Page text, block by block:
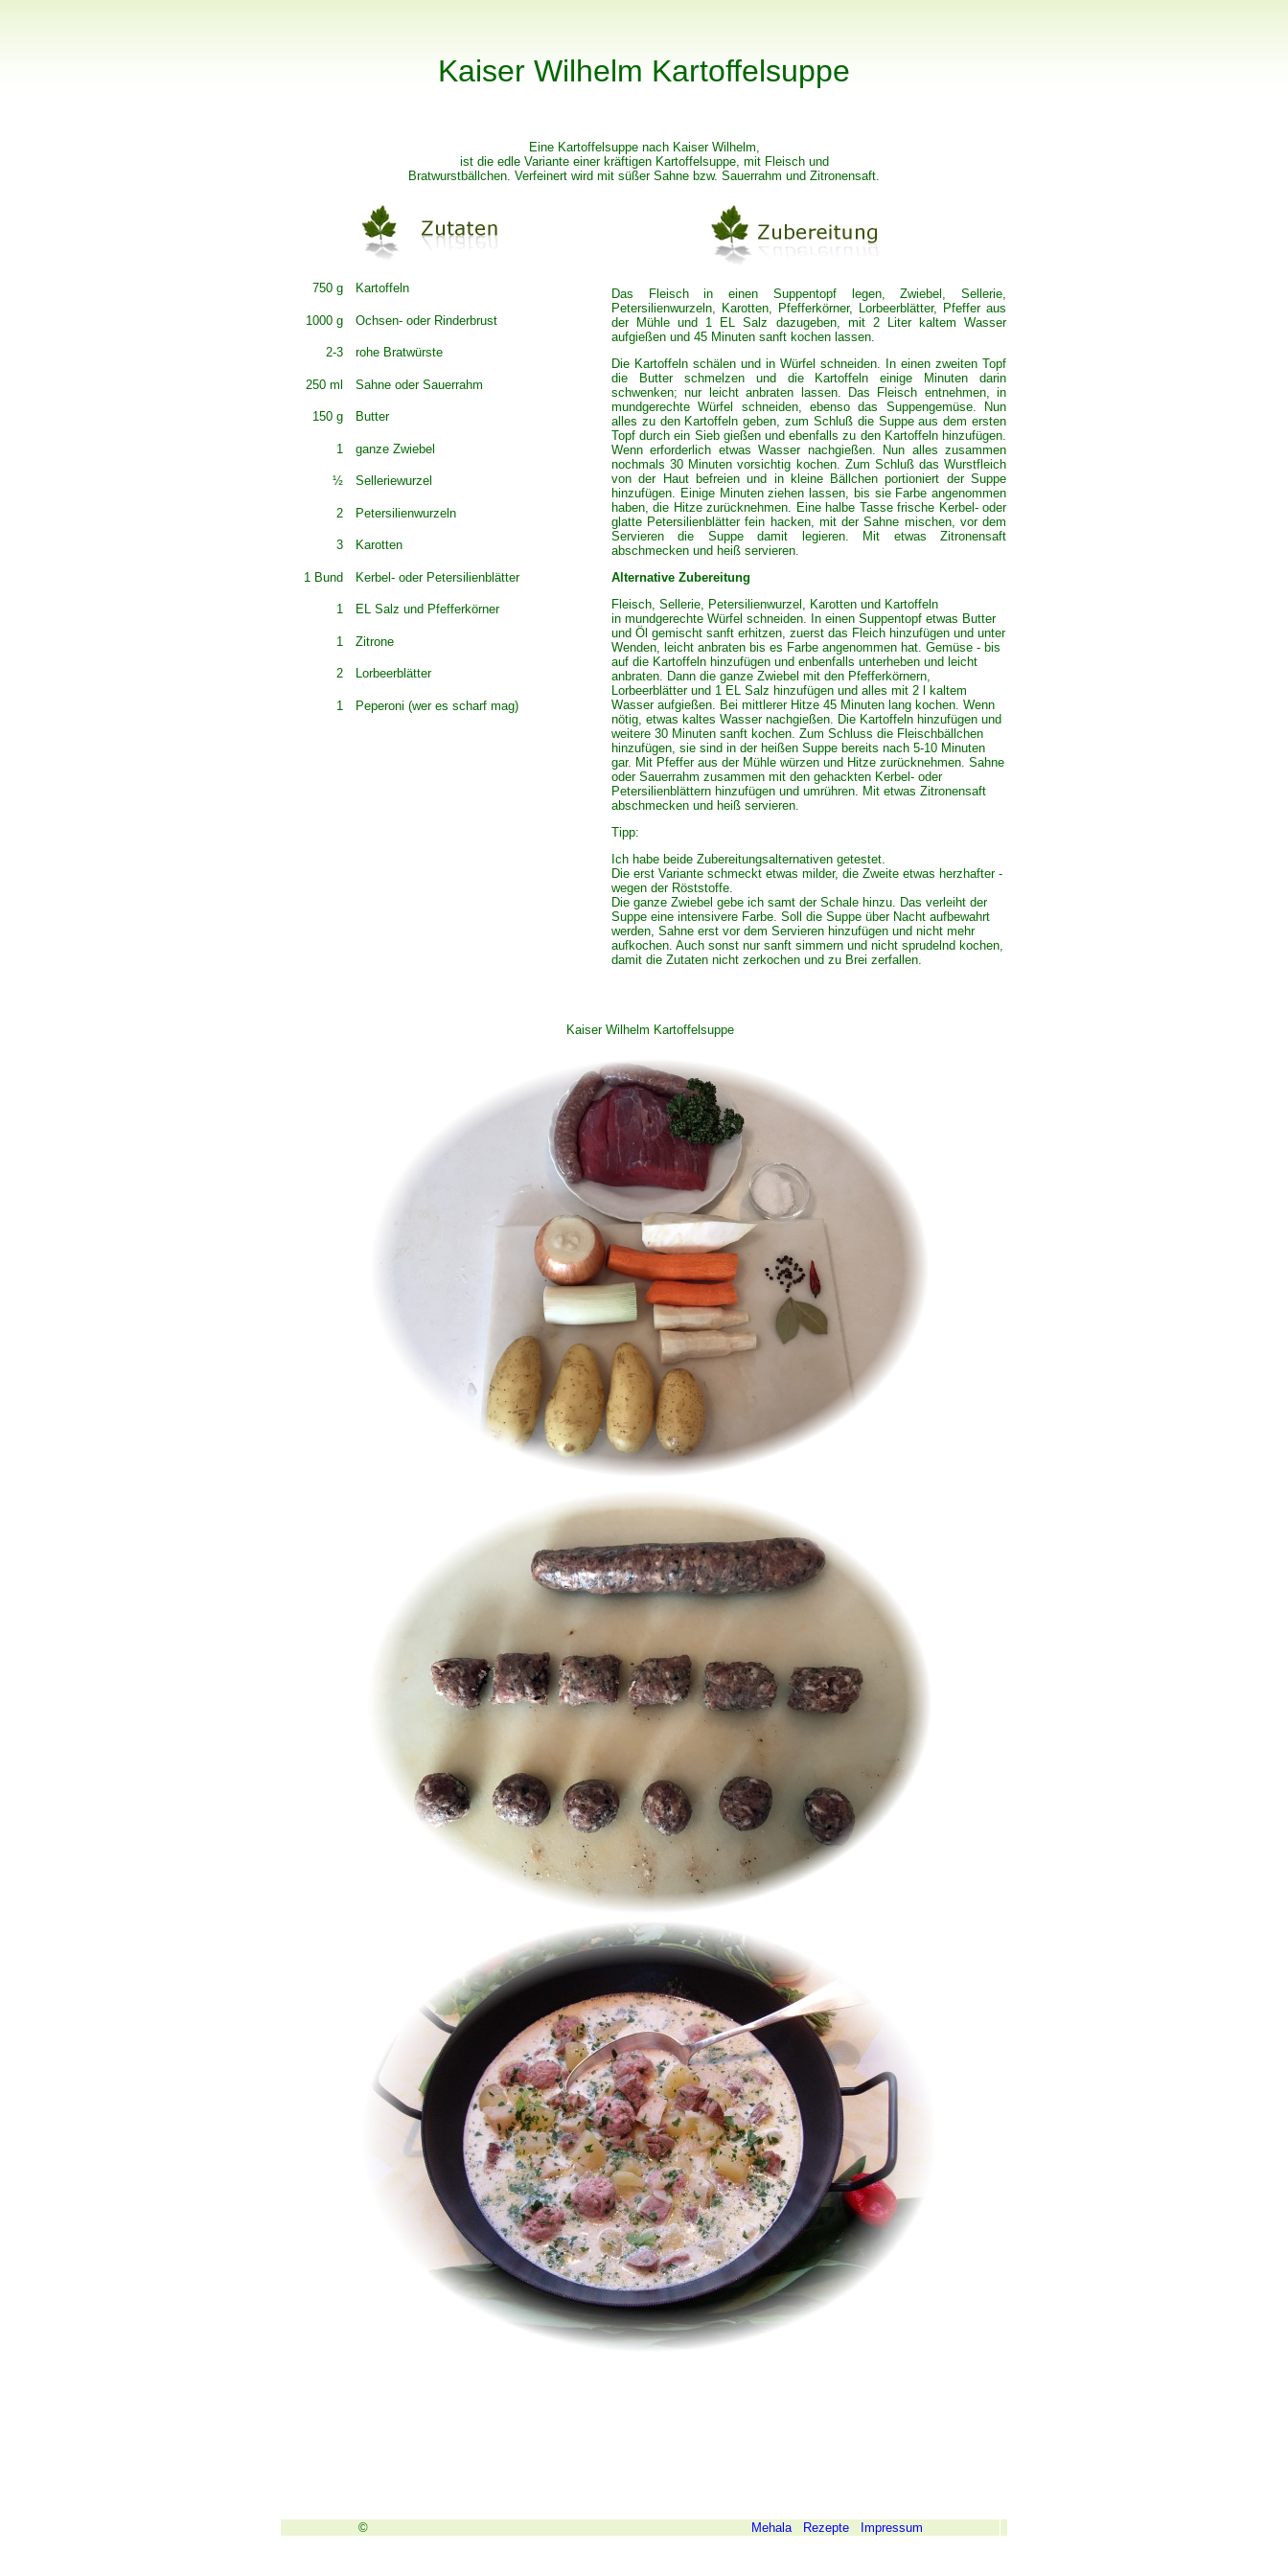
Kaiser Wilhelm Kartoffelsuppe
Eine Kartoffelsuppe nach Kaiser Wilhelm,
ist die edle Variante einer kräftigen Kartoffelsuppe, mit Fleisch und
Bratwurstbällchen. Verfeinert wird mit süßer Sahne bzw. Sauerrahm und Zitronensaft.
750 g Kartoffeln
Das Fleisch in einen Suppentopf legen, Zwiebel, Sellerie,
Petersilienwurzeln, Karotten, Pfefferkörner, Lorbeerblätter, Pfeffer aus
der Mühle und 1 EL Salz dazugeben, mit 2 Liter kaltem Wasser
aufgießen und 45 Minuten sanft kochen lassen.
Die Kartoffeln schälen und in Würfel schneiden. In einen zweiten Topf
die Butter schmelzen und die Kartoffeln einige Minuten darin
schwenken; nur leicht anbraten lassen. Das Fleisch entnehmen, in
mundgerechte Würfel schneiden, ebenso das Suppengemüse. Nun
alles zu den Kartoffeln geben, zum Schluß die Suppe aus dem ersten
Topf durch ein Sieb gießen und ebenfalls zu den Kartoffeln hinzufügen.
Wenn erforderlich etwas Wasser nachgießen. Nun alles zusammen
nochmals 30 Minuten vorsichtig kochen. Zum Schluß das Wurstfleich
von der Haut befreien und in kleine Bällchen portioniert der Suppe
hinzufügen. Einige Minuten ziehen lassen, bis sie Farbe angenommen
haben, die Hitze zurücknehmen. Eine halbe Tasse frische Kerbel- oder
glatte Petersilienblätter fein hacken, mit der Sahne mischen, vor dem
Servieren die Suppe damit legieren. Mit etwas Zitronensaft
abschmecken und heiß servieren.
Alternative Zubereitung
Fleisch, Sellerie, Petersilienwurzel, Karotten und Kartoffeln
in mundgerechte Würfel schneiden. In einen Suppentopf etwas Butter
und Öl gemischt sanft erhitzen, zuerst das Fleich hinzufügen und unter
Wenden, leicht anbraten bis es Farbe angenommen hat. Gemüse - bis
auf die Kartoffeln hinzufügen und enbenfalls unterheben und leicht
anbraten. Dann die ganze Zwiebel mit den Pfefferkörnern,
Lorbeerblätter und 1 EL Salz hinzufügen und alles mit 2 l kaltem
Wasser aufgießen. Bei mittlerer Hitze 45 Minuten lang kochen. Wenn
nötig, etwas kaltes Wasser nachgießen. Die Kartoffeln hinzufügen und
weitere 30 Minuten sanft kochen. Zum Schluss die Fleischbällchen
hinzufügen, sie sind in der heißen Suppe bereits nach 5-10 Minuten
gar. Mit Pfeffer aus der Mühle würzen und Hitze zurücknehmen. Sahne
oder Sauerrahm zusammen mit den gehackten Kerbel- oder
Petersilienblättern hinzufügen und umrühren. Mit etwas Zitronensaft
abschmecken und heiß servieren.
Tipp:
Ich habe beide Zubereitungsalternativen getestet.
Die erst Variante schmeckt etwas milder, die Zweite etwas herzhafter -
wegen der Röststoffe.
Die ganze Zwiebel gebe ich samt der Schale hinzu. Das verleiht der
Suppe eine intensivere Farbe. Soll die Suppe über Nacht aufbewahrt
werden, Sahne erst vor dem Servieren hinzufügen und nicht mehr
aufkochen. Auch sonst nur sanft simmern und nicht sprudelnd kochen,
damit die Zutaten nicht zerkochen und zu Brei zerfallen.
1000 g Ochsen- oder Rinderbrust
2-3 rohe Bratwürste
250 ml Sahne oder Sauerrahm
150 g Butter
1 ganze Zwiebel
½ Selleriewurzel
2 Petersilienwurzeln
3 Karotten
1 Bund Kerbel- oder Petersilienblätter
1 EL Salz und Pfefferkörner
1 Zitrone
2 Lorbeerblätter
1 Peperoni (wer es scharf mag)
Kaiser Wilhelm Kartoffelsuppe
© Mehala Rezepte Impressum